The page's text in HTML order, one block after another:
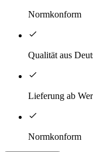
Normkonform
Qualität aus
Lieferung ab
Normkonform